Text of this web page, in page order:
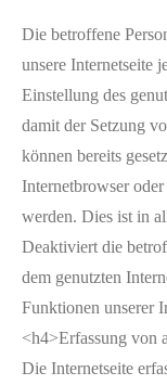
Die betroffene
unsere Internetseite
Einstellung des
damit der Setzung
können bereits
Internetbrowser
werden. Dies ist in
Deaktiviert die
dem genutzten
Funktionen unserer
<h4>Erfassung von
Die Internetseite